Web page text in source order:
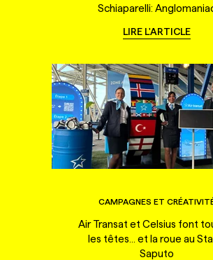
Schiaparelli:
LIRE L'ARTICLE
CAMPAGNES ET
Air Transat et Celsius font
les têtes... et la roue au
Saputo